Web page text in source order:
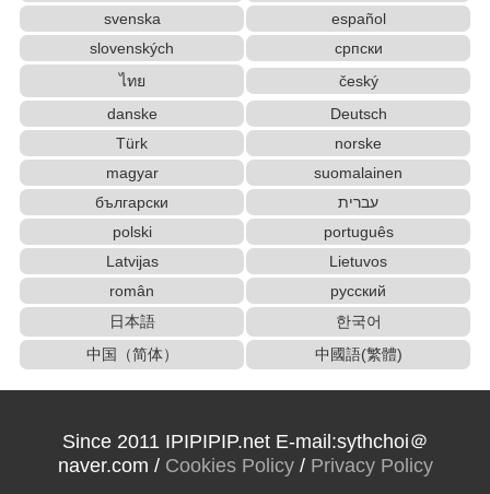
svenska
español
slovenských
српски
ไทย
český
danske
Deutsch
Türk
norske
magyar
suomalainen
български
עברית
polski
português
Latvijas
Lietuvos
român
русский
日本語
한국어
中国（简体）
中國語(繁體)
Since 2011 IPIPIPIP.net E-mail:sythchoi＠
naver.com / Cookies Policy/ Privacy Policy